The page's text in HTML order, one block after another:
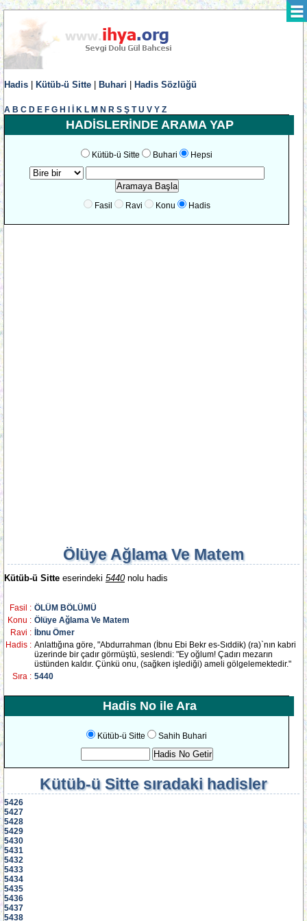
Hadis Kütüb-ü Sitte Buhari Hadis Sözlüğü
A B C D E F G H K L M N R S Ş T U V Y Z
HADİSLERİNDE ARAMA YAP
Kütüb-ü Sitte Buhari Hepsi
Fasil Ravi Konu Hadis
Ölüye Ağlama Ve Matem
Kütüb-ü Sitte eserindeki 5440nolu hadis
Fasil : ÖLÜM BÖLÜMÜ
Konu : Ölüye Ağlama Ve Matem
Ravi :
İbnu Ömer
Hadis : Anlattığına göre, "Abdurrahman (İbnu Ebi Bekr es-Sıddik) (ra)`nın kabri
üzerinde bir çadır görmüştü, seslendi: "Ey oğlum! Çadırı mezarın
üstünden kaldır. Çünkü onu, (sağken işlediği) ameli gölgelemektedir."
Sıra : 5440
Hadis No ile Ara
Kütüb-ü Sitte Sahih Buhari
Kütüb-ü Sittesıradaki hadisler
5426
5427
5428
5429
5430
5431
5432
5433
5434
5435
5436
5437
5438